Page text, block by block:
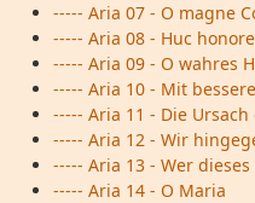
----- Aria 07 - O magne
----- Aria 08 - Huc
----- Aria 09 - O wahres
----- Aria 10 - Mit
----- Aria 11 - Die
----- Aria 12 - Wir
----- Aria 13 - Wer
----- Aria 14 - O Maria